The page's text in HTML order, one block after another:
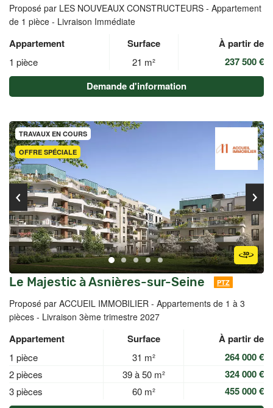
Proposé par LES NOUVEAUX CONSTRUCTEURS - Appartement
de 1 pièce - Livraison Immédiate
Appartement Surface À partir de
1 pièce 21 m²
237 500 €
Demande d'information
OFFRE SPÉCIALE
TRAVAUX EN COURS
Le Majestic à Asnières-sur-Seine PTZ
Proposé par ACCUEIL IMMOBILIER - Appartements de 1 à 3
pièces - Livraison 3ème trimestre 2027
Appartement Surface À partir de
1 pièce 31 m² 264 000 €
2 pièces 39 à 50 m² 324 000 €
3 pièces 60 m²
455 000 €